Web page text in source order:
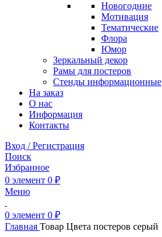
Новогодние
Мотивация
Тематические
Флора
Юмор
Зеркальный декор
Рамы для постеров
Стенды информационные
На заказ
О нас
Информация
Контакты
Вход / Регистрация
Поиск
Избранное
0 элемент 0 ₽
Меню
0 элемент 0 ₽
Главная Товар Цвета постеров серый